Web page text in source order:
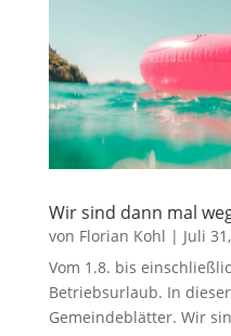
Wir sind dann mal
von Florian Kohl | Juli
Vom 1.8. bis
Betriebsurlaub. In
Gemeindeblätter. Wir